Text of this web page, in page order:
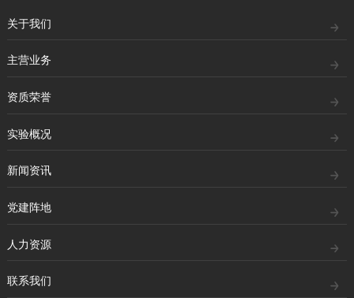
关于我们
主营业务
资质荣誉
实验概况
新闻资讯
党建阵地
人力资源
联系我们